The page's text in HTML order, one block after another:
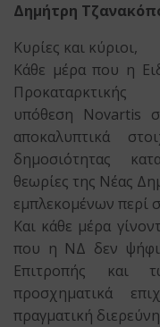
Δημήτρη
Κυρίες και κύριοι,
Κάθε μέρα που η
υπόθεση Novartis
αποκαλυπτικά
δημοσιότητας
θεωρίες της Νέας
εμπλεκομένων περί
Και κάθε μέρα
που η ΝΔ δεν
Επιτροπής και
προσχηματικά
πραγματική